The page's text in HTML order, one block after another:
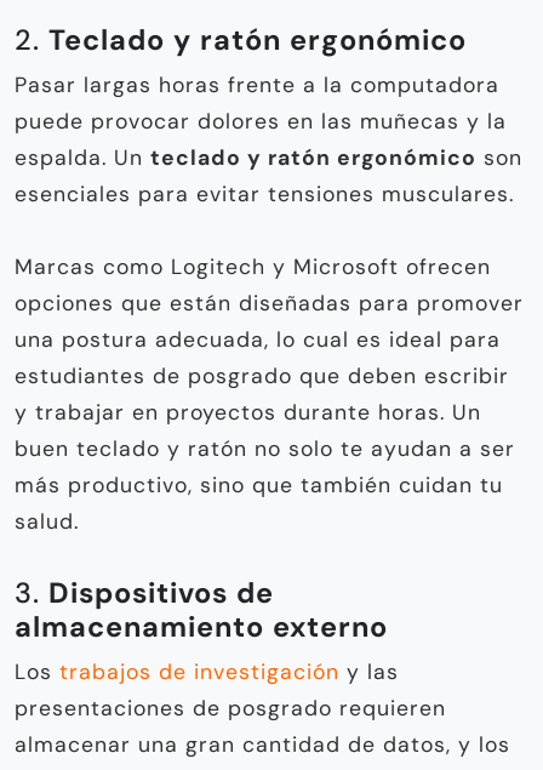
2. Teclado y ratón ergonómico
Pasar largas horas frente a la computadora
puede provocar dolores en las muñecas y la
espalda. Un teclado y ratón ergonómico son
esenciales para evitar tensiones musculares.
Marcas como Logitech y Microsoft ofrecen
opciones que están diseñadas para promover
una postura adecuada, lo cual es ideal para
estudiantes de posgrado que deben escribir
y trabajar en proyectos durante horas. Un
buen teclado y ratón no solo te ayudan a ser
más productivo, sino que también cuidan tu
salud.
3. Dispositivos de
almacenamiento externo
Los trabajos de investigación y las
presentaciones de posgrado requieren
almacenar una gran cantidad de datos, y los